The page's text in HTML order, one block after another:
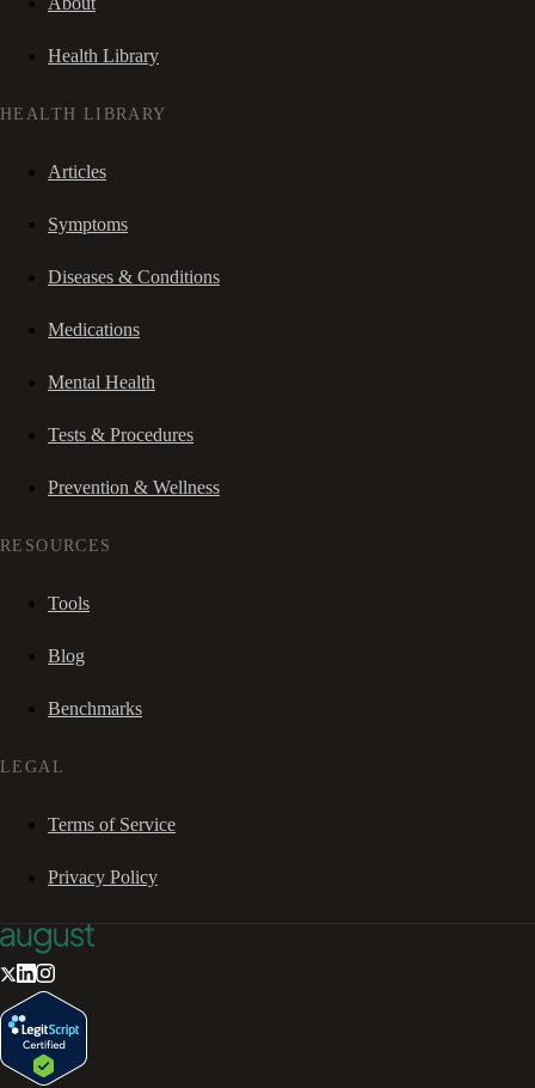
Health Library
HEALTH LIBRARY
Articles
Symptoms
Diseases & Conditions
Medications
Mental Health
Tests & Procedures
Prevention & Wellness
RESOURCES
Tools
Blog
Benchmarks
LEGAL
Terms of Service
Privacy Policy